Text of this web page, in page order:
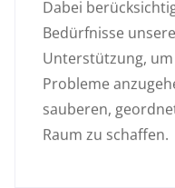
Dabei
Bedürfnisse
Unterstützung,
Probleme
sauberen,
Raum zu schaffen.